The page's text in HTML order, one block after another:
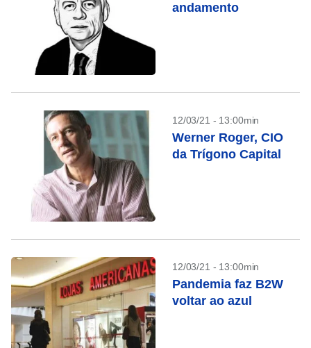
andamento
12/03/21 - 13:00min
Werner Roger, CIO
da Trígono Capital
12/03/21 - 13:00min
Pandemia faz B2W
voltar ao azul